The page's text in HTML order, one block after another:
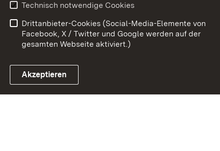
Link zum Landesportal
Barrierefreiheit
Impressum Cookies
Technisch notwendige Cookies
Drittanbieter-Cookies (Social-Media-Elemente von
Facebook, X / Twitter und Google werden auf der
gesamten Webseite aktiviert.)
Akzeptieren